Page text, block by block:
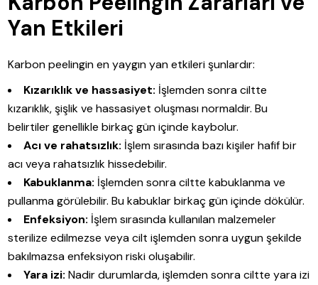
Yan Etkileri
Karbon peelingin en yaygın yan etkileri şunlardır:
Kızarıklık ve hassasiyet: İşlemden sonra ciltte
kızarıklık, şişlik ve hassasiyet oluşması normaldir. Bu
belirtiler genellikle birkaç gün içinde kaybolur.
Acı ve rahatsızlık: İşlem sırasında bazı kişiler hafif bir
acı veya rahatsızlık hissedebilir.
Kabuklanma: İşlemden sonra ciltte kabuklanma ve
pullanma görülebilir. Bu kabuklar birkaç gün içinde dökülür.
Enfeksiyon: İşlem sırasında kullanılan malzemeler
sterilize edilmezse veya cilt işlemden sonra uygun şekilde
bakılmazsa enfeksiyon riski oluşabilir.
Yara izi: Nadir durumlarda, işlemden sonra ciltte yara izi